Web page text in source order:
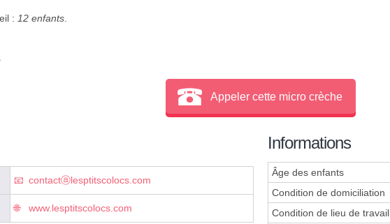
: 12 enfants
Appeler cette micro crèche
contactⓐlesptitscolocs.com
www.lesptitscolocs.com
Informations
Âge des enfants
Condition de domiciliation
Condition de lieu de travail